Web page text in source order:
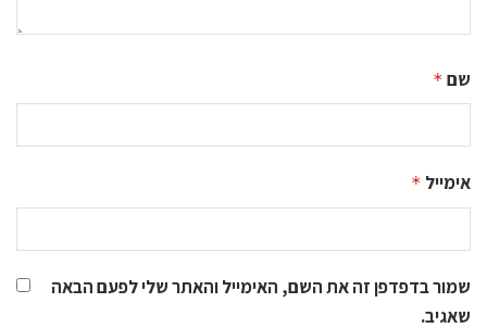
שם *
אימייל *
שמור בדפדפן זה את השם, האימייל והאתר שלי לפעם הבאה
שאגיב.